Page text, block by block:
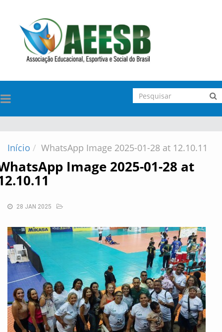
TOGGLE
NAVIGATION
Início WhatsApp Image 2025-01-28 at 12.10.11
Image 2025-01-28 at
28 JAN 2025